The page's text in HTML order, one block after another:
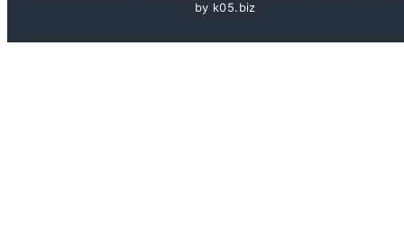
by k05.biz